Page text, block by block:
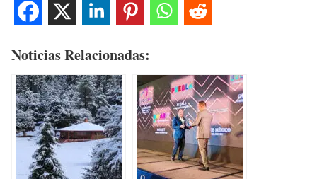
Noticias Relacionadas: